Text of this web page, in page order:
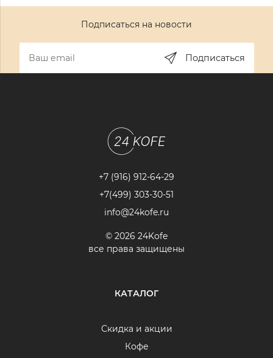
Подписаться на новости
Подписаться
+7 (916) 912-64-29
+7(499) 303-30-51
info@24kofe.ru
© 2026 24Kofe
все права защищены
КАТАЛОГ
Скидка и акции
Кофе